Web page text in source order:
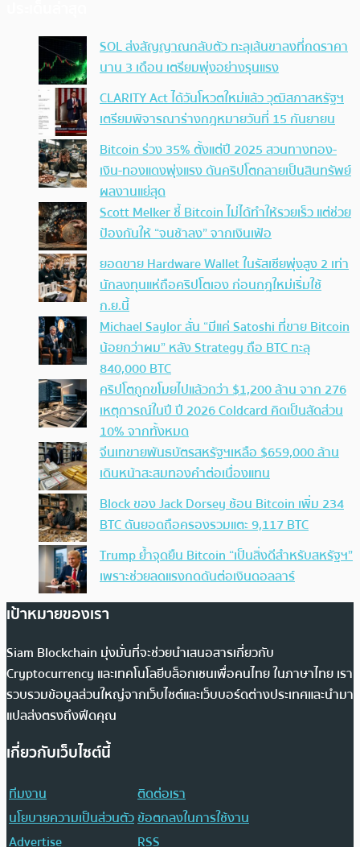
SOL ส่งสัญญาณกลับตัว ทะลุเส้นขาลงที่กดราคา
นาน 3 เดือน เตรียมพุ่งอย่างรุนแรง
CLARITY Act ได้วันโหวตใหม่แล้ว วุฒิสภาสหรัฐฯ
เตรียมพิจารณาร่างกฎหมายวันที่ 15 กันยายน
Bitcoin ร่วง 35% ตั้งแต่ปี 2025 สวนทางทอง-
เงิน-ทองแดงพุ่งแรง ดันคริปโตกลายเป็นสินทรัพย์
ผลงานแย่สุด
Scott Melker ชี้ Bitcoin ไม่ได้ทำให้รวยเร็ว แต่ช่วย
ป้องกันให้ “จนช้าลง” จากเงินเฟ้อ
ยอดขาย Hardware Wallet ในรัสเซียพุ่งสูง 2 เท่า
นักลงทุนแห่ถือคริปโตเอง ก่อนกฎใหม่เริ่มใช้
ก.ย.นี้
Michael Saylor ลั่น “มีแค่ Satoshi ที่ขาย Bitcoin
น้อยกว่าผม” หลัง Strategy ถือ BTC ทะลุ
840,000 BTC
คริปโตถูกขโมยไปแล้วกว่า $1,200 ล้าน จาก 276
เหตุการณ์ในปี ปี 2026 Coldcard คิดเป็นสัดส่วน
10% จากทั้งหมด
จีนเทขายพันธบัตรสหรัฐฯเหลือ $659,000 ล้าน
เดินหน้าสะสมทองคำต่อเนื่องแทน
Block ของ Jack Dorsey ช้อน Bitcoin เพิ่ม 234
BTC ดันยอดถือครองรวมแตะ 9,117 BTC
Trump ย้ำจุดยืน Bitcoin “เป็นสิ่งดีสำหรับสหรัฐฯ”
เพราะช่วยลดแรงกดดันต่อเงินดอลลาร์
เป้าหมายของเรา
Siam Blockchain มุ่งมั่นที่จะช่วยนำเสนอสารเกี่ยวกับ
Cryptocurrency และเทคโนโลยีบล็อกเชนเพื่อคนไทย ในภาษาไทย เรา
รวบรวมข้อมูลส่วนใหญ่จากเว็บไซต์และเว็บบอร์ดต่างประเทศและนำมา
แปลส่งตรงถึงฟีดคุณ
เกี่ยวกับเว็บไซต์นี้
ทีมงาน
ติดต่อเรา
นโยบายความเป็นส่วนตัวข้อตกลงในการใช้งาน
Advertise
RSS